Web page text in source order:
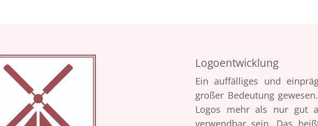
Logoentwicklung
Ein auffälliges und
großer Bedeutung
Logos mehr als nur gut